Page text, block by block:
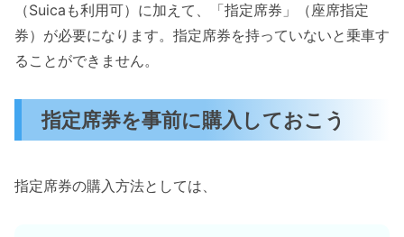
（Suicaも利用可）に加えて、「指定席券」（座席指定
券）が必要になります。指定席券を持っていないと乗車す
ることができません。
指定席券を事前に購入しておこう
指定席券の購入方法としては、